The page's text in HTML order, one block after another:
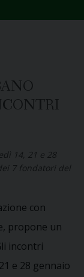
14, 21 e 28
7 fondatori del
con
propone un
incontri
e 28 gennaio